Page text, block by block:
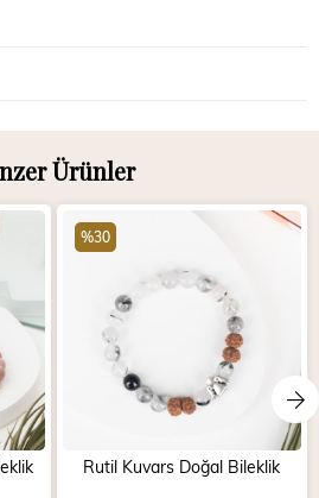
Ürünler
Rutil Kuvars Doğal Bileklik
%30